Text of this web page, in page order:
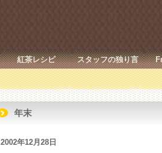
紅茶レシピ スタッフの独り言
年末
2002年12月28日